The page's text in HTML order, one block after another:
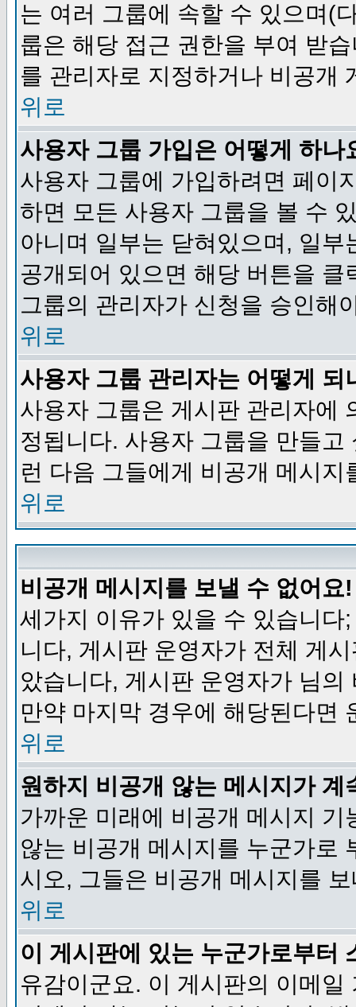
는 여러 그룹에 속할 수 있으며(
룹은 해당 접근 권한을 부여 받
를 관리자로 지정하거나 비공개
위로
사용자 그룹 가입은 어떻게 하나
사용자 그룹에 가입하려면 페이
하면 모든 사용자 그룹을 볼 수
아니며 일부는 닫혀있으며, 일
공개되어 있으면 해당 버튼을
그룹의 관리자가 신청을 승인해
위로
사용자 그룹 관리자는 어떻게 되
사용자 그룹은 게시판 관리자에
정됩니다. 사용자 그룹을 만들
런 다음 그들에게 비공개 메시지
위로
비공개 메시지를 보낼 수 없어요!
세가지 이유가 있을 수 있습니
니다, 게시판 운영자가 전체 게
았습니다, 게시판 운영자가 님
만약 마지막 경우에 해당된다면
위로
원하지 비공개 않는 메시지가 계
가까운 미래에 비공개 메시지
않는 비공개 메시지를 누군가로
시오, 그들은 비공개 메시지를
위로
이 게시판에 있는 누군가로부터
유감이군요. 이 게시판의 이메